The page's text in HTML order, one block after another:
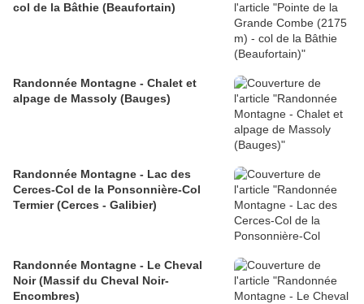
col de la Bâthie (Beaufortain)
Randonnée Montagne - Chalet et
alpage de Massoly (Bauges)
Randonnée Montagne - Lac des
Cerces-Col de la Ponsonnière-Col
Termier (Cerces - Galibier)
Randonnée Montagne - Le Cheval
Noir (Massif du Cheval Noir-
Encombres)